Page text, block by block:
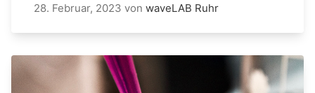
28. Februar, 2023 von waveLAB Ruhr